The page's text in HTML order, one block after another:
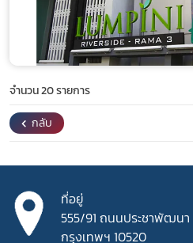
จำนวน 20 รายการ
กลับ
ที่อยู่
555/91 ถนนประชาพัฒนา
กรุงเทพฯ 10520